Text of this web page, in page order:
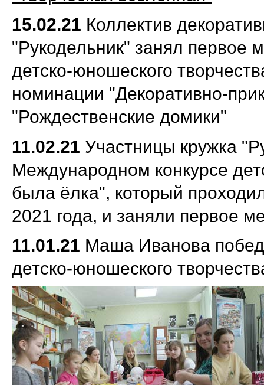
15.02.21 Коллектив
"Рукодельник" занял первое
детско-юношеского
номинации "Декоративно-
"Рождественские домики"
11.02.21 Участницы кружка
Международном конкурсе
была ёлка", который
2021 года, и заняли первое
11.01.21 Маша Иванова
детско-юношеского